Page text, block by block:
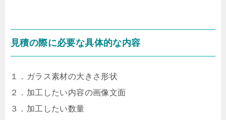
見積の際に必要な具体的な内容
１．ガラス素材の大きさ形状
２．加工したい内容の画像文面
３．加工したい数量